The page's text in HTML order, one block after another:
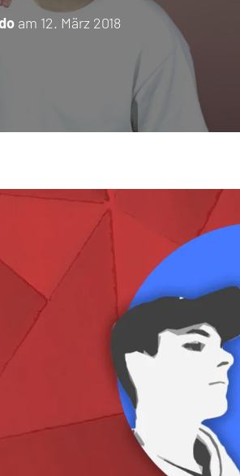
am 12. März 2018